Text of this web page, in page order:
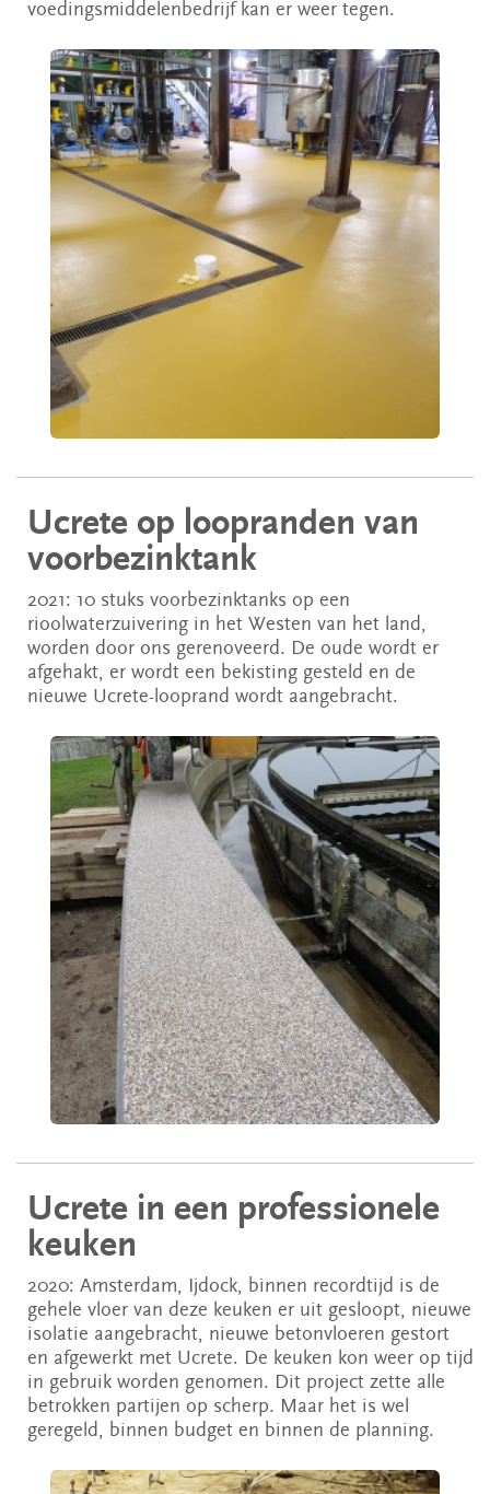
voedingsmiddelenbedrijf kan er weer tegen.
Ucrete op loopranden van
voorbezinktank
2021: 10 stuks voorbezinktanks op een
rioolwaterzuivering in het Westen van het land,
worden door ons gerenoveerd. De oude wordt er
afgehakt, er wordt een bekisting gesteld en de
nieuwe Ucrete-looprand wordt aangebracht.
Ucrete in een professionele
keuken
2020: Amsterdam, Ijdock, binnen recordtijd is de
gehele vloer van deze keuken er uit gesloopt, nieuwe
isolatie aangebracht, nieuwe betonvloeren gestort
en afgewerkt met Ucrete. De keuken kon weer op tijd
in gebruik worden genomen. Dit project zette alle
betrokken partijen op scherp. Maar het is wel
geregeld, binnen budget en binnen de planning.